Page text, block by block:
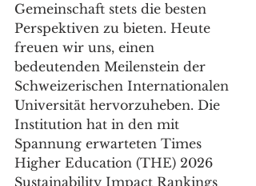
Gemeinschaft stets die besten
Perspektiven zu bieten. Heute
freuen wir uns, einen
bedeutenden Meilenstein der
Schweizerischen Internationalen
Universität hervorzuheben. Die
Institution hat in den mit
Spannung erwarteten Times
Higher Education (THE) 2026
Sustainability Impact Rankings